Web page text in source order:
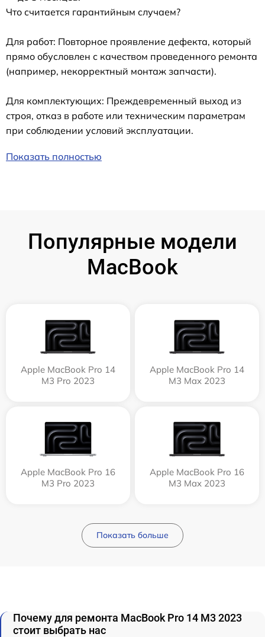
Что считается гарантийным случаем?
Для работ: Повторное проявление дефекта, который
прямо обусловлен с качеством проведенного ремонта
(например, некорректный монтаж запчасти).
Для комплектующих: Преждевременный выход из
строя, отказ в работе или техническим параметрам
при соблюдении условий эксплуатации.
Показать полностью
Популярные модели
MacBook
Apple MacBook Pro 14
M3 Pro 2023
Apple MacBook Pro 14
M3 Max 2023
Apple MacBook Pro 16
M3 Pro 2023
Apple MacBook Pro 16
M3 Max 2023
Показать больше
Почему для ремонта MacBook Pro 14 M3 2023
стоит выбрать нас